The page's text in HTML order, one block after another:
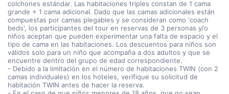
colchones estándar. Las habitaciones triples constan de 1 cama
grande + 1 cama adicional. Dado que las camas adicionales están
compuestas por camas plegables y se consideran como 'coach
beds', los participantes del tour en reservas de 3 personas y/o
niños aceptan que pueden experimentar una falta de espacio y el
tipo de cama en las habitaciones. Los descuentos para niños son
válidos solo para un niño que acompaña a dos adultos y que se
encuentre dentro del grupo de edad correspondiente.
- Debido a la limitación en el número de habitaciones TWIN (con 2
camas individuales) en los hoteles, verifique su solicitud de
habitación TWIN antes de hacer la reserva.